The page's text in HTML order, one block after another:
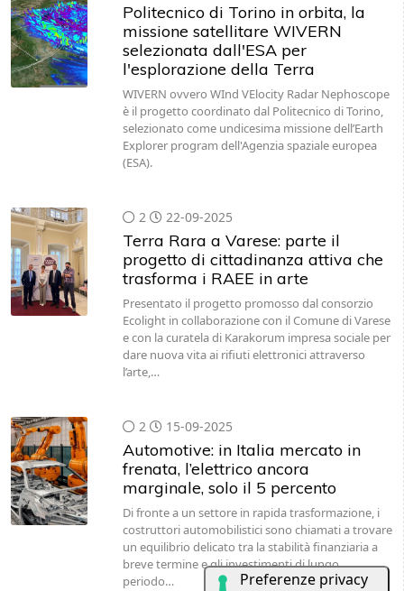
Politecnico di Torino in orbita, la
missione satellitare WIVERN
selezionata dall'ESA per
l'esplorazione della Terra
WIVERN ovvero WInd VElocity Radar Nephoscope
è il progetto coordinato dal Politecnico di Torino,
selezionato come undicesima missione dell’Earth
Explorer program dell'Agenzia spaziale europea
(ESA).
2 22-09-2025
Terra Rara a Varese: parte il
progetto di cittadinanza attiva che
trasforma i RAEE in arte
Presentato il progetto promosso dal consorzio
Ecolight in collaborazione con il Comune di Varese
e con la curatela di Karakorum impresa sociale per
dare nuova vita ai rifiuti elettronici attraverso
l’arte,…
2 15-09-2025
Automotive: in Italia mercato in
frenata, l’elettrico ancora
marginale, solo il 5 percento
Di fronte a un settore in rapida trasformazione, i
costruttori automobilistici sono chiamati a trovare
un equilibrio delicato tra la stabilità finanziaria a
breve termine e gli investimenti di lungo
periodo…